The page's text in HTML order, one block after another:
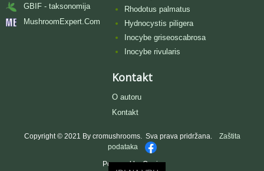
GBIF - taksonomija
MushroomExpert.Com
Rhodotus palmatus
Hydnocystis piligera
Inocybe griseoscabrosa
Inocybe rivularis
Kontakt
O autoru
Kontakt
Copyright © 2021 By cromushrooms. Sva prava pridržana. Zaštita
podataka
Powered by Oggie